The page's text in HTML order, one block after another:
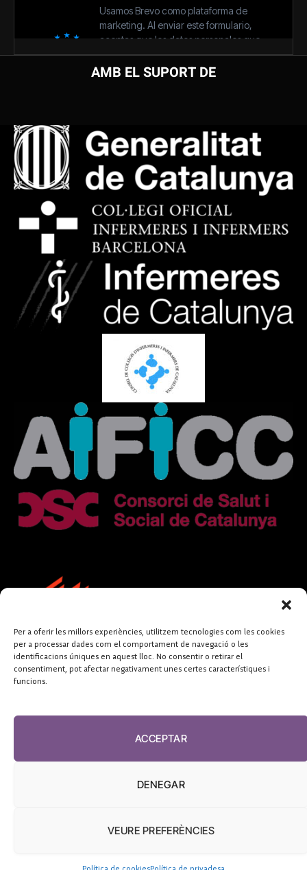
Per a oferir les millors experiències, utilitzem tecnologies com les cookies
per a processar dades com el comportament de navegació o les
identificacions úniques en aquest lloc. No consentir o retirar el
consentiment, pot afectar negativament unes certes característiques i
funcions.
ACCEPTAR
DENEGAR
VEURE PREFERÈNCIES
AMB EL SUPORT DE
FUNDACIÓ